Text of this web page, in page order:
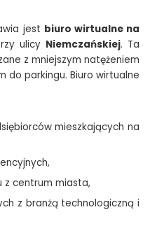
jest biuro wirtualne na
ulicy Niemczańskiej. Ta
z mniejszym natężeniem
do parkingu. Biuro wirtualne
mieszkających na
z centrum miasta,
z branżą technologiczną i